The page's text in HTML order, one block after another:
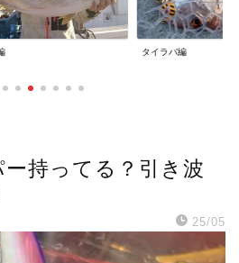
タイラバ編
持ってる？引き波
25/05